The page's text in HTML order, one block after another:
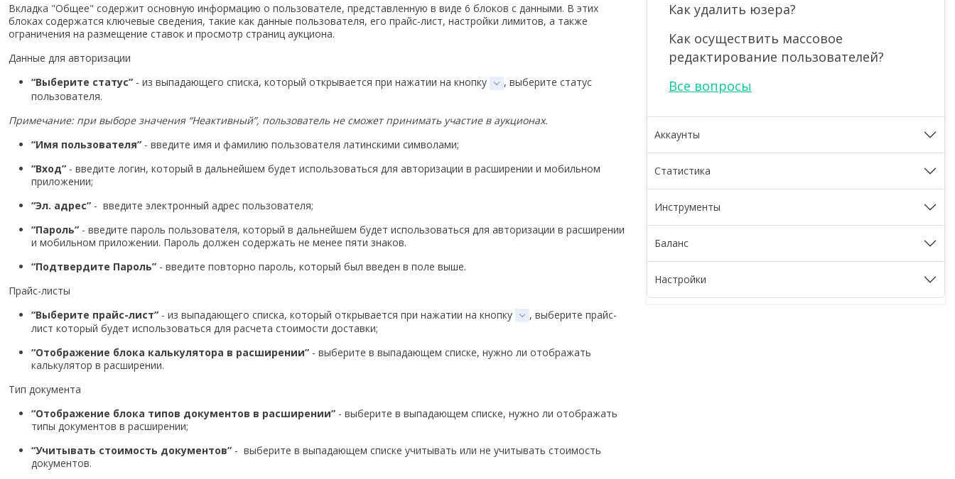
Вкладка "Общее" содержит основную информацию о пользователе, представленную в виде 6 блоков с данными. В этих
блоках содержатся ключевые сведения, такие как данные пользователя, его прайс-лист, настройки лимитов, а также
ограничения на размещение ставок и просмотр страниц аукциона.
Данные для авторизации
“Выберите статус” - из выпадающего списка, который открывается при нажатии на кнопку
, выберите статус
пользователя.
Примечание: при выборе значения “Неактивный”, пользователь не сможет принимать участие в аукционах.
“Имя пользователя” - введите имя и фамилию пользователя латинскими символами;
“Вход” - введите логин, который в дальнейшем будет использоваться для авторизации в расширении и мобильном
приложении;
“Эл. адрес” - введите электронный адрес пользователя;
“Пароль” - введите пароль пользователя, который в дальнейшем будет использоваться для авторизации в расширении
и мобильном приложении. Пароль должен содержать не менее пяти знаков.
“Подтвердите Пароль” - введите повторно пароль, который был введен в поле выше.
Прайс-листы
“Выберите прайс-лист” - из выпадающего списка, который открывается при нажатии на кнопку
, выберите прайс-
лист который будет использоваться для расчета стоимости доставки;
“Отображение блока калькулятора в расширении” - выберите в выпадающем списке, нужно ли отображать
калькулятор в расширении.
Тип документа
“Отображение блока типов документов в расширении” - выберите в выпадающем списке, нужно ли отображать
типы документов в расширении;
“Учитывать стоимость документов” - выберите в выпадающем списке учитывать или не учитывать стоимость
документов.
Как удалить юзера?
Как осуществить массовое
редактирование пользователей?
Все вопросы
Аккаунты
Статистика
Инструменты
Баланс
Настройки